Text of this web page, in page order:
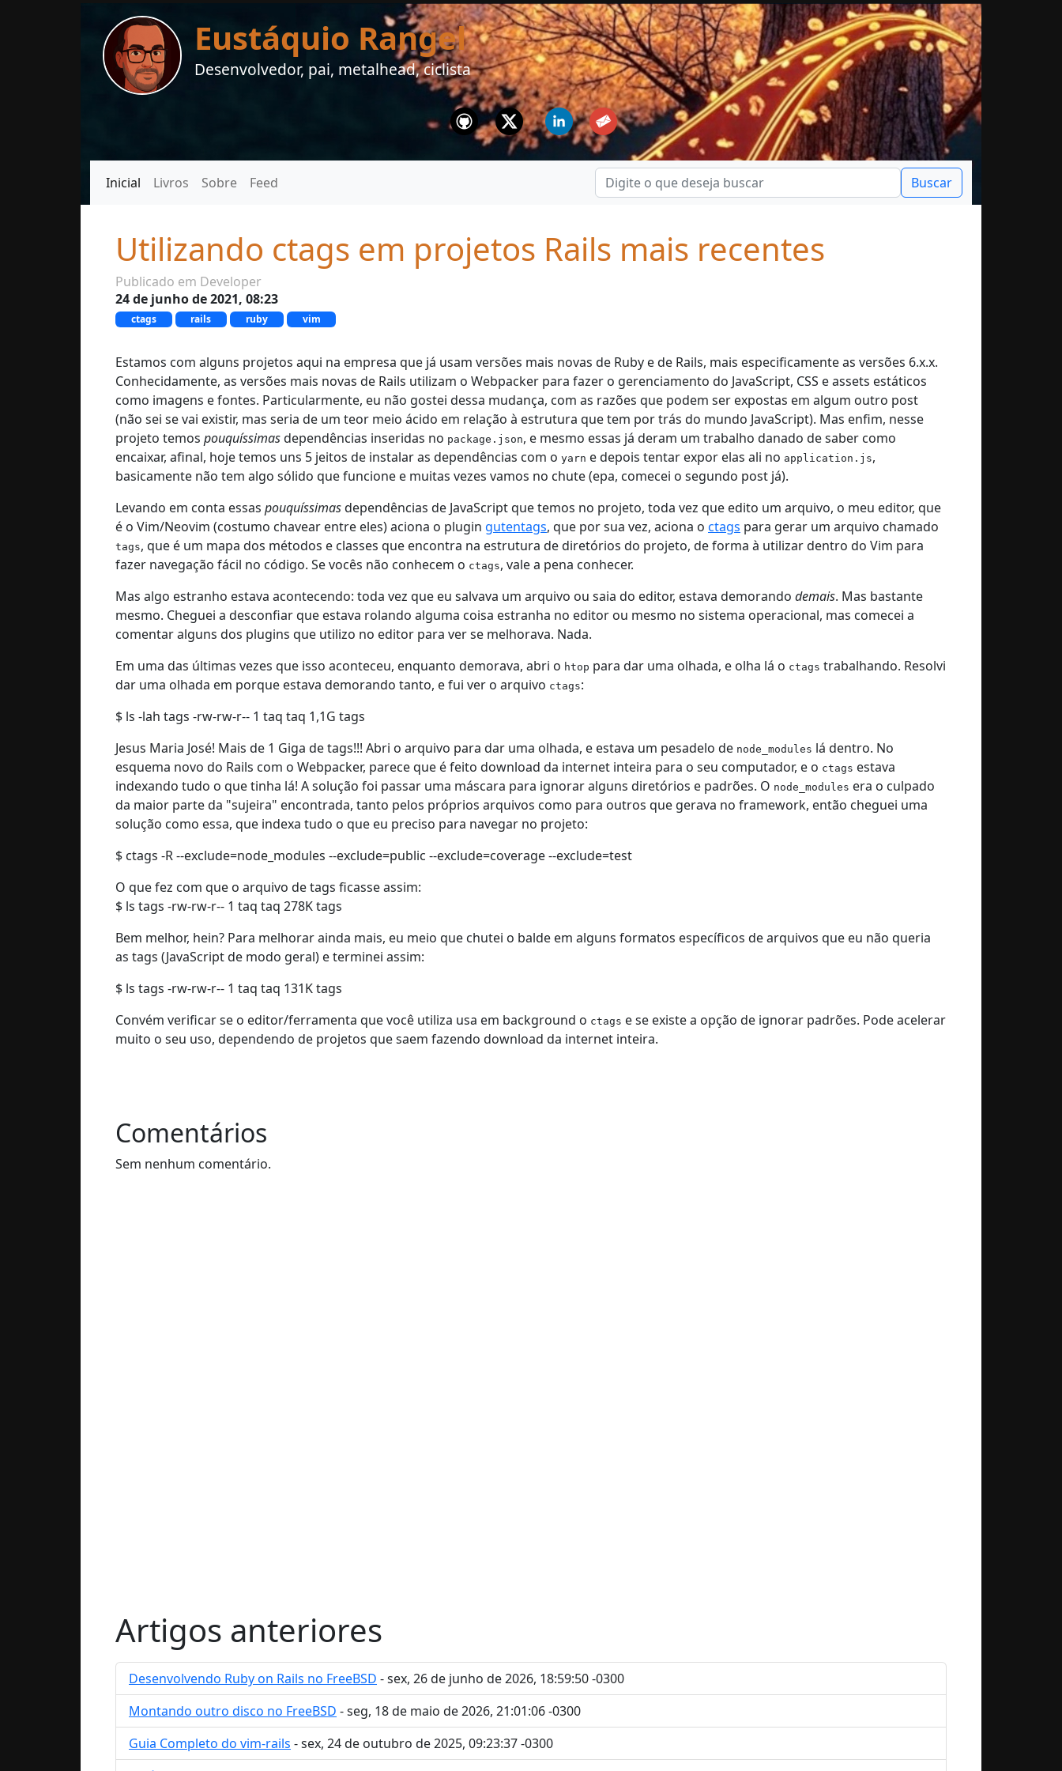
Eustáquio Rangel
Desenvolvedor, pai, metalhead, ciclista
GithubTwitterLinkedinEmail
Inicial Livros Sobre Feed
Utilizando ctags em projetos Rails mais recentes
Publicado em Developer
24 de junho de 2021, 08:23
ctags rails ruby vim
Estamos com alguns projetos aqui na empresa que já usam versões mais novas de Ruby e de Rails, mais especificamente as versões 6.x.x.
Conhecidamente, as versões mais novas de Rails utilizam o Webpacker para fazer o gerenciamento do JavaScript, CSS e assets estáticos
como imagens e fontes. Particularmente, eu não gostei dessa mudança, com as razões que podem ser expostas em algum outro post
(não sei se vai existir, mas seria de um teor meio ácido em relação à estrutura que tem por trás do mundo JavaScript). Mas enfim, nesse
projeto temos pouquíssimasdependências inseridas no package.json, e mesmo essas já deram um trabalho danado de saber como
encaixar, afinal, hoje temos uns 5 jeitos de instalar as dependências com o yarn e depois tentar expor elas ali no application.js,
basicamente não tem algo sólido que funcione e muitas vezes vamos no chute (epa, comecei o segundo post já).
Levando em conta essas pouquíssimasdependências de JavaScript que temos no projeto, toda vez que edito um arquivo, o meu editor, que
é o Vim/Neovim (costumo chavear entre eles) aciona o plugin gutentags, que por sua vez, aciona o ctags para gerar um arquivo chamado
tags, que é um mapa dos métodos e classes que encontra na estrutura de diretórios do projeto, de forma à utilizar dentro do Vim para
fazer navegação fácil no código. Se vocês não conhecem o ctags, vale a pena conhecer.
Mas algo estranho estava acontecendo: toda vez que eu salvava um arquivo ou saia do editor, estava demorando demais. Mas bastante
mesmo. Cheguei a desconfiar que estava rolando alguma coisa estranha no editor ou mesmo no sistema operacional, mas comecei a
comentar alguns dos plugins que utilizo no editor para ver se melhorava. Nada.
Em uma das últimas vezes que isso aconteceu, enquanto demorava, abri o htop para dar uma olhada, e olha lá o ctags trabalhando. Resolvi
dar uma olhada em porque estava demorando tanto, e fui ver o arquivo ctags:
$ ls -lah tags -rw-rw-r-- 1 taq taq 1,1G tags
Jesus Maria José! Mais de 1 Giga de tags!!! Abri o arquivo para dar uma olhada, e estava um pesadelo de node_modules lá dentro. No
esquema novo do Rails com o Webpacker, parece que é feito download da internet inteira para o seu computador, e o ctags estava
indexando tudo o que tinha lá! A solução foi passar uma máscara para ignorar alguns diretórios e padrões. O node_modules era o culpado
da maior parte da "sujeira" encontrada, tanto pelos próprios arquivos como para outros que gerava no framework, então cheguei uma
solução como essa, que indexa tudo o que eu preciso para navegar no projeto:
$ ctags -R --exclude=node_modules --exclude=public --exclude=coverage --exclude=test
O que fez com que o arquivo de tags ficasse assim:
$ ls tags -rw-rw-r-- 1 taq taq 278K tags
Bem melhor, hein? Para melhorar ainda mais, eu meio que chutei o balde em alguns formatos específicos de arquivos que eu não queria
as tags (JavaScript de modo geral) e terminei assim:
$ ls tags -rw-rw-r-- 1 taq taq 131K tags
Convém verificar se o editor/ferramenta que você utiliza usa em background o ctags e se existe a opção de ignorar padrões. Pode acelerar
muito o seu uso, dependendo de projetos que saem fazendo download da internet inteira.
Comentários
Sem nenhum comentário.
Artigos anteriores
Desenvolvendo Ruby on Rails no FreeBSD - sex, 26 de junho de 2026, 18:59:50 -0300
Montando outro disco no FreeBSD - seg, 18 de maio de 2026, 21:01:06 -0300
Guia Completo do vim-rails - sex, 24 de outubro de 2025, 09:23:37 -0300